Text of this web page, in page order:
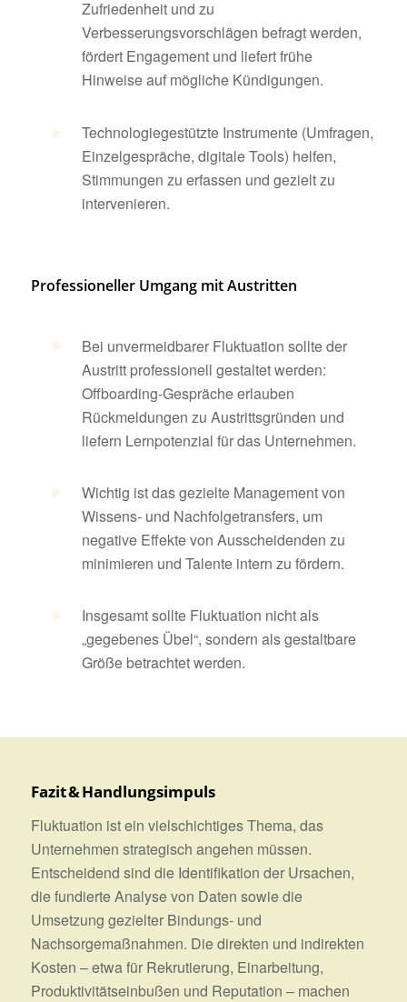
Zufriedenheit und zu
Verbesserungsvorschlägen befragt werden,
fördert Engagement und liefert frühe
Hinweise auf mögliche Kündigungen.
Technologiegestützte Instrumente (Umfragen,
Einzelgespräche, digitale Tools) helfen,
Stimmungen zu erfassen und gezielt zu
intervenieren.
Professioneller Umgang mit Austritten
Bei unvermeidbarer Fluktuation sollte der
Austritt professionell gestaltet werden:
Offboarding-Gespräche erlauben
Rückmeldungen zu Austrittsgründen und
liefern Lernpotenzial für das Unternehmen.
Wichtig ist das gezielte Management von
Wissens- und Nachfolgetransfers, um
negative Effekte von Ausscheidenden zu
minimieren und Talente intern zu fördern.
Insgesamt sollte Fluktuation nicht als
„gegebenes Übel“, sondern als gestaltbare
Größe betrachtet werden.
Fazit & Handlungsimpuls
Fluktuation ist ein vielschichtiges Thema, das
Unternehmen strategisch angehen müssen.
Entscheidend sind die Identifikation der Ursachen,
die fundierte Analyse von Daten sowie die
Umsetzung gezielter Bindungs‑ und
Nachsorgemaßnahmen. Die direkten und indirekten
Kosten – etwa für Rekrutierung, Einarbeitung,
Produktivitätseinbußen und Reputation – machen